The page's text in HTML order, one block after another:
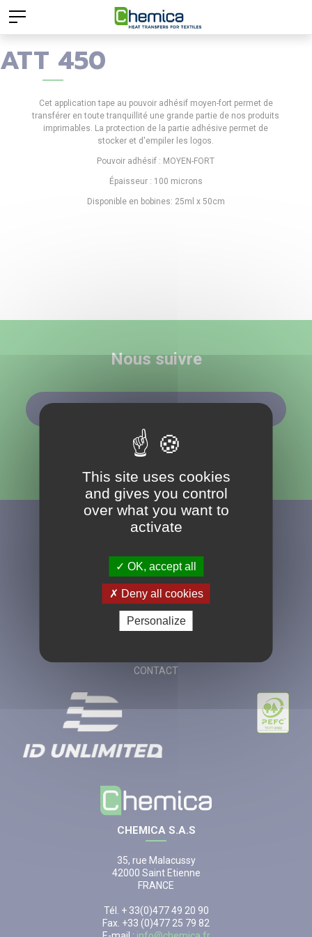
ATT 450
Cet application tape au pouvoir adhésif moyen-fort permet de
transférer en toute tranquillité une grande partie de nos produits
imprimables. La protection de la partie adhésive permet de
stocker et d'empiler les logos.
Pouvoir adhésif : MOYEN-FORT
Épaisseur : 100 microns
Disponible en bobines: 25ml x 50cm
Nous suivre
04 77 49 20 90
CONTACT
CHEMICA S.A.S
35, rue Malacussy
42000 Saint Etienne
FRANCE
Tél. + 33(0)477 49 20 90
Fax. +33 (0)477 25 79 82
This site uses cookies
and gives you control
over what you want to
activate
OK, accept all
Deny all cookies
Personalize